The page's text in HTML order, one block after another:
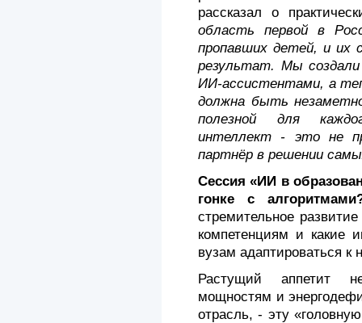
рассказал о
область первой в
пропавших детей, и их
результат. Мы
ИИ-ассистентами, а
должна быть
полезной для
интеллект - это не
партнёр в решении
Сессия «ИИ в
гонке с
стремительное
компетенциям и какие
вузам адаптироваться
Растущий аппетит
мощностям и
отрасль, - эту